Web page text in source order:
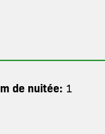
de nuitée: 1